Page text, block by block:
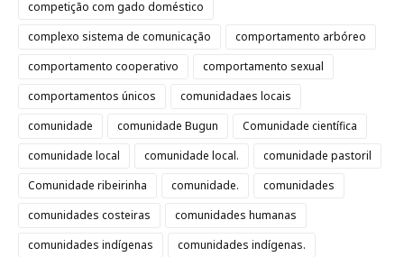
competição com gado doméstico
complexo sistema de comunicação
comportamento arbóreo
comportamento cooperativo
comportamento sexual
comportamentos únicos
comunidadaes locais
comunidade
comunidade Bugun
Comunidade científica
comunidade local
comunidade local.
comunidade pastoril
Comunidade ribeirinha
comunidade.
comunidades
comunidades costeiras
comunidades humanas
comunidades indígenas
comunidades indígenas.